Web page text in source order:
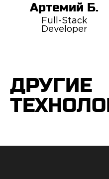
Артемий Б.
Full-Stack
Developer
ДРУГИЕ